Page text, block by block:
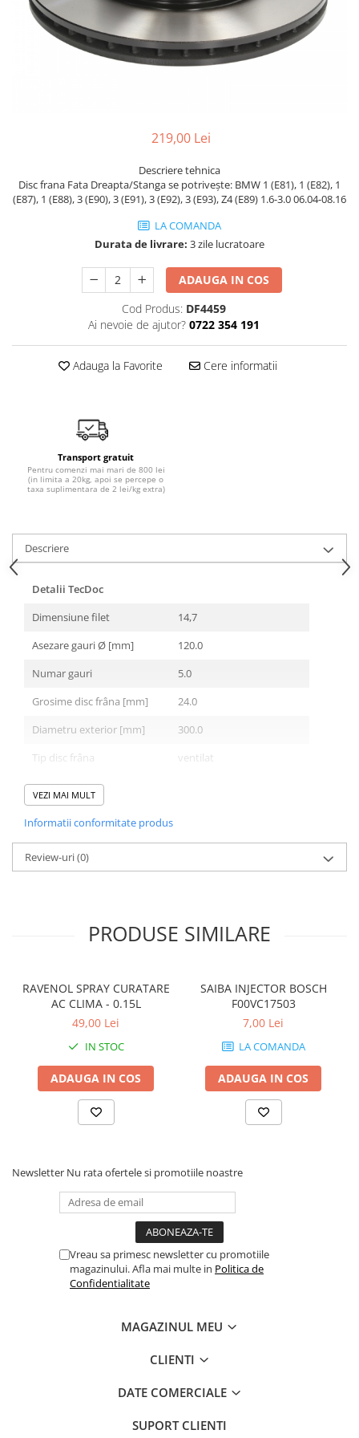
SHELL
219,00 Lei
Descriere tehnica
Disc frana Fata Dreapta/Stanga se potrivește: BMW 1 (E81), 1 (E82), 1
(E87), 1 (E88), 3 (E90), 3 (E91), 3 (E92), 3 (E93), Z4 (E89) 1.6-3.0 06.04-08.16
LA COMANDA
Durata de livrare: 3 zile lucratoare
ADAUGA IN COS
Cod Produs: DF4459
Ai nevoie de ajutor? 0722 354 191
Adauga la Favorite Cere informatii
Transport gratuit
Pentru comenzi mai mari de 800 lei
(in limita a 20kg, apoi se percepe o
taxa suplimentara de 2 lei/kg extra)
Descriere
Detalii TecDoc
Dimensiune filet
14,7
Asezare gauri Ø [mm]
120.0
Numar gauri
5.0
Grosime disc frâna [mm]
24.0
Diametru exterior [mm]
300.0
Tip disc frâna
ventilat
Grosime minima [mm]
Diametru de centrare [mm]
79.0
Procesare
continut ridicat de carbon
lacuit
VEZI MAI MULT
Informatii conformitate produs
Review-uri(0)
PRODUSE SIMILARE
RAVENOL SPRAY CURATARE
AC CLIMA - 0.15L
49,00 Lei
IN STOC
ADAUGA IN COS
SAIBA INJECTOR BOSCH
F00VC17503
7,00 Lei
LA COMANDA
ADAUGA IN COS
Newsletter Nu rata ofertele si promotiile noastre
Vreau sa primesc newsletter cu promotiile
magazinului. Afla mai multe in Politica de
Confidentialitate
MAGAZINUL MEU
CLIENTI
DATE COMERCIALE
SUPORT CLIENTI